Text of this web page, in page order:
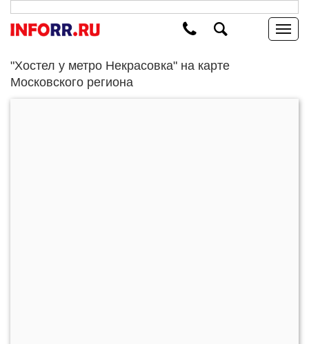
"Хостел у метро Некрасовка" на карте
Московского региона